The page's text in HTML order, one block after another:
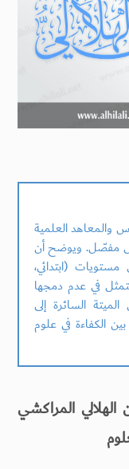
والمعاهد العلمية
مفصّل. ويوضح أن
(ابتدائي،
في عدم دمجها
السائرة إلى
الكفاءة في علوم
الهلالي المراكشي